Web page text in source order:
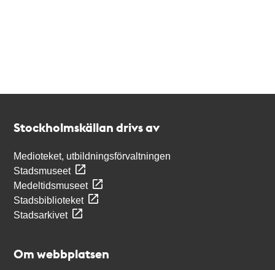
Stockholmskällan drivs av
Medioteket, utbildningsförvaltningen
Stadsmuseet
Medeltidsmuseet
Stadsbiblioteket
Stadsarkivet
Om webbplatsen